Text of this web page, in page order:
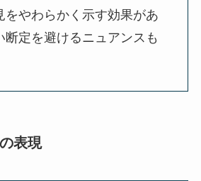
をやわらかく示す効果があ
断定を避けるニュアンスも
表現